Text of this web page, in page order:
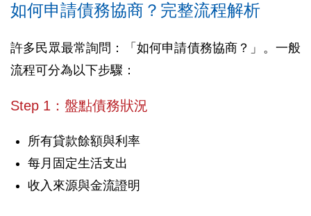
如何申請債務協商？完整流程解析
許多民眾最常詢問：「如何申請債務協商？」。一般
流程可分為以下步驟：
Step 1：盤點債務狀況
所有貸款餘額與利率
每月固定生活支出
收入來源與金流證明